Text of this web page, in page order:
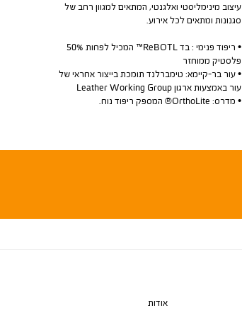
עיצוב מינימליסטי ואלגנטי, המתאים למגוון רחב של
סגנונות ומתאים לכל אירוע.
• ריפוד פנימי : בד ReBOTL™ המכיל לפחות 50%
פלסטיק ממוחזר
• עור בר-קיימא: טימברלנד תומכת בייצור אחראי של
עור באמצעות ארגון Leather Working Group
• מדרס: OrthoLite® המספק ריפוד נוח.
אודות